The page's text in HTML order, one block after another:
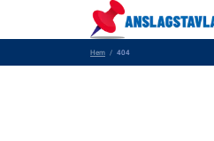
Hem 404